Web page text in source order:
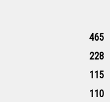
465
228
115
110